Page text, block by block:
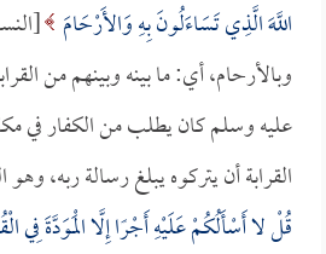
اللَّهَ الَّذِي تَسَاءَلُونَ بِهِ وَالأَرْحَامَ
وبالأرحام، أي: ما بينه وبينهم من
عليه وسلم كان يطلب من الكفار في مكة
القرابة أن يتركوه يبلغ رسالة ربه،
قُلْ لا أَسْأَلُكُمْ عَلَيْهِ أَجْرًا إِلَّا الْمَوَدَّةَ فِي